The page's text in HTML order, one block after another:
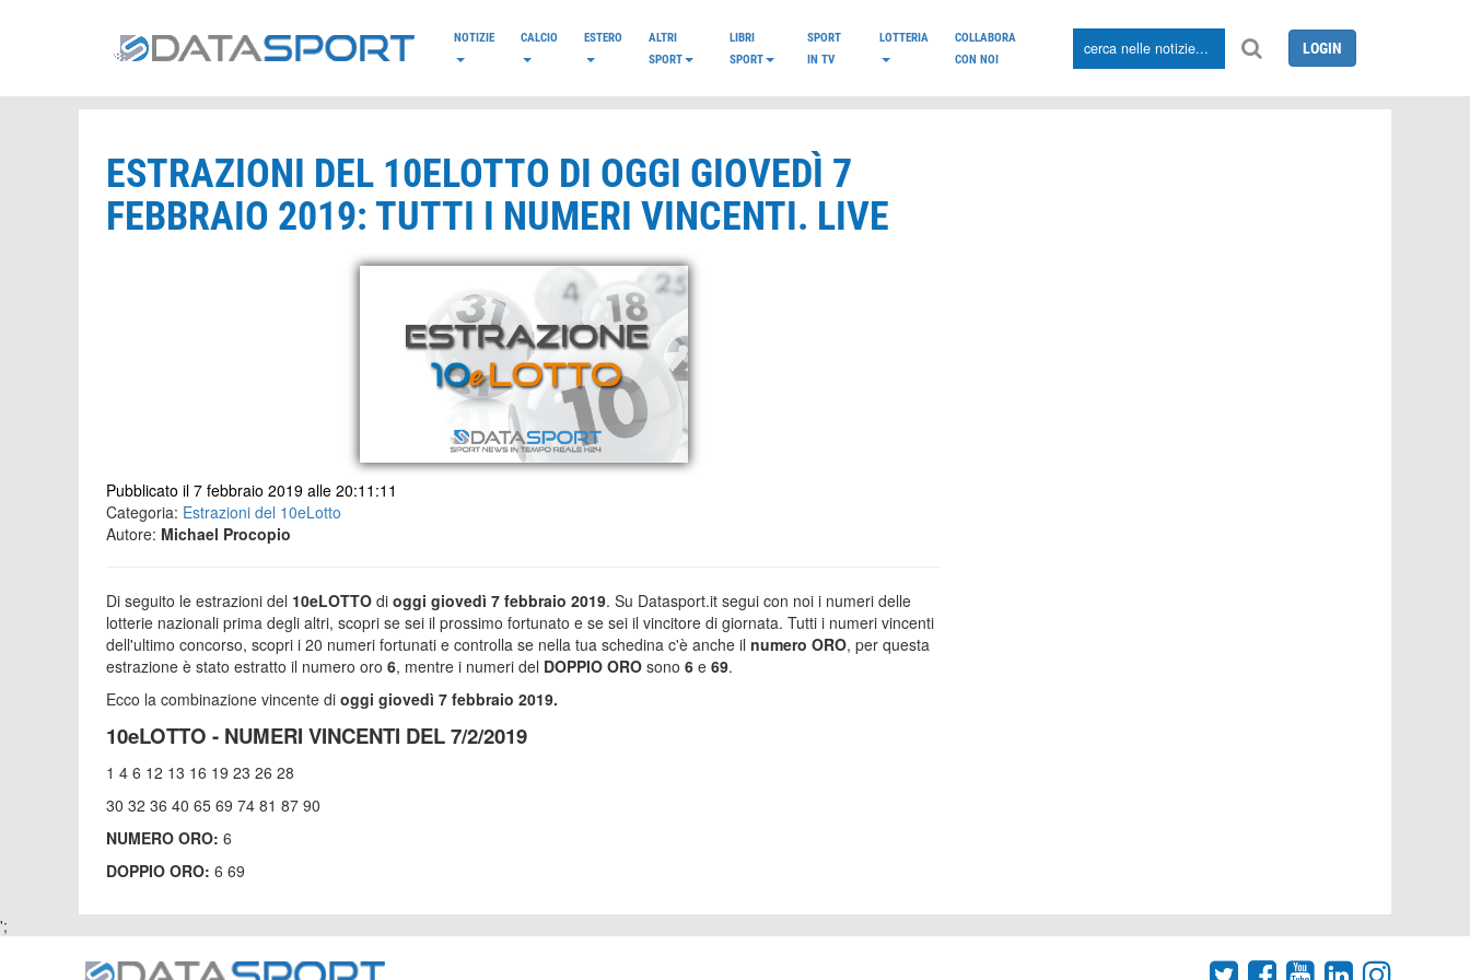
NOTIZIE CALCIO ESTERO
ALTRI
SPORT
LIBRI
SPORT
SPORT
IN TV
LOTTERIA
COLLABORA
CON NOI
LOGIN
ESTRAZIONI DEL 10ELOTTO DI OGGI GIOVEDÌ 7
FEBBRAIO 2019: TUTTI I NUMERI VINCENTI. LIVE
Pubblicato il 7 febbraio 2019 alle 20:11:11
Categoria: Estrazioni del 10eLotto
Autore: Michael Procopio
Di seguito le estrazioni del 10eLOTTO di oggi giovedì 7 febbraio 2019. Su Datasport.it segui con noi i numeri delle
lotterie nazionali prima degli altri, scopri se sei il prossimo fortunato e se sei il vincitore di giornata. Tutti i numeri vincenti
dell'ultimo concorso, scopri i 20 numeri fortunati e controlla se nella tua schedina c'è anche il numero ORO, per questa
estrazione è stato estratto il numero oro 6, mentre i numeri del DOPPIO ORO sono 6 e 69.
Ecco la combinazione vincente di oggi giovedì 7 febbraio 2019.
10eLOTTO - NUMERI VINCENTI DEL 7/2/2019
1 4 6 12 13 16 19 23 26 28
30 32 36 40 65 69 74 81 87 90
NUMERO ORO: 6
DOPPIO ORO: 6 69
';